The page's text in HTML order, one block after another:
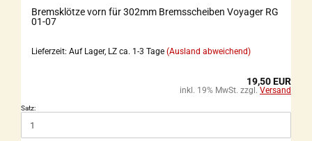
Bremsklötze vorn für 302mm Bremsscheiben Voyager RG
01-07
Lieferzeit: Auf Lager, LZ ca. 1-3 Tage (Ausland abweichend)
19,50 EUR
inkl. 19% MwSt. zzgl. Versand
Satz: